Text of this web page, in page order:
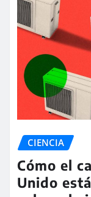
CIENCIA
Cómo el
Unido